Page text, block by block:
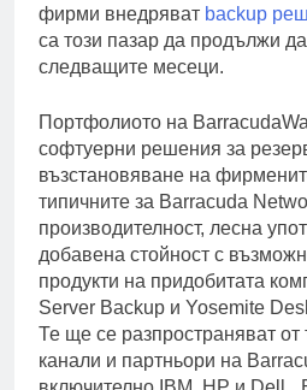
фирми внедряват backup
са този пазар да продължи
следващите месеци.
Портфолиото на
софтуерни решения за
възстановяване на
типичните за Barracuda
производителност, лесна
добавена стойност с
продукти на придобитата
Server Backup и Yosemite
Те ще се разпространяват от
канали и партньори на